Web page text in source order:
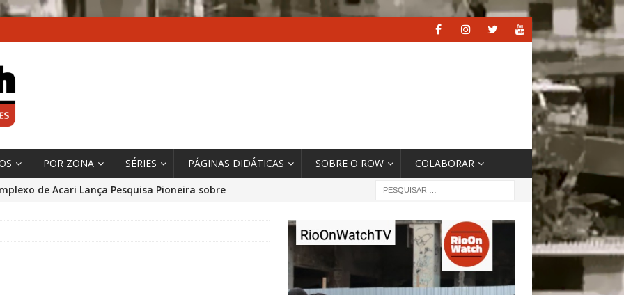
POR ZONA SÉRIES PÁGINAS DIDÁTICAS SOBRE O ROW COLABORAR
de Acari Lança Pesquisa Pioneira sobre
Fogo que Impulsionam a Mudança de que